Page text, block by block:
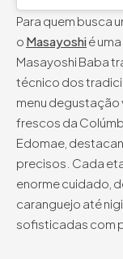
Para quem busca
o Masayoshié
Masayoshi Baba
técnico dos
menu
frescos da
Edomae,
precisos. Cada
enorme cuidado,
caranguejo até
sofisticadas com